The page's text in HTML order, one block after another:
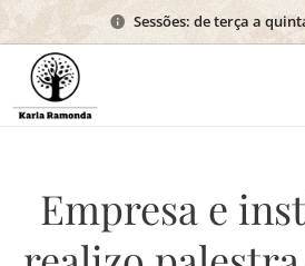
Sessões: de terça a
Empresa e